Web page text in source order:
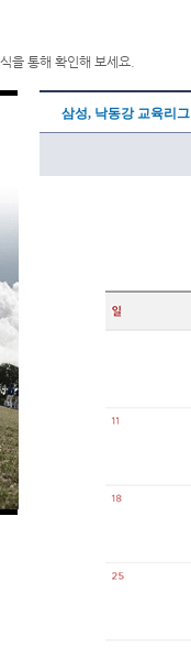
을 통해 확인해 보세요.
삼성, 낙동강 교육리